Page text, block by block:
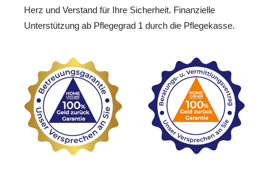
Herz und Verstand für Ihre Sicherheit. Finanzielle
Unterstützung ab Pflegegrad 1 durch die Pflegekasse.